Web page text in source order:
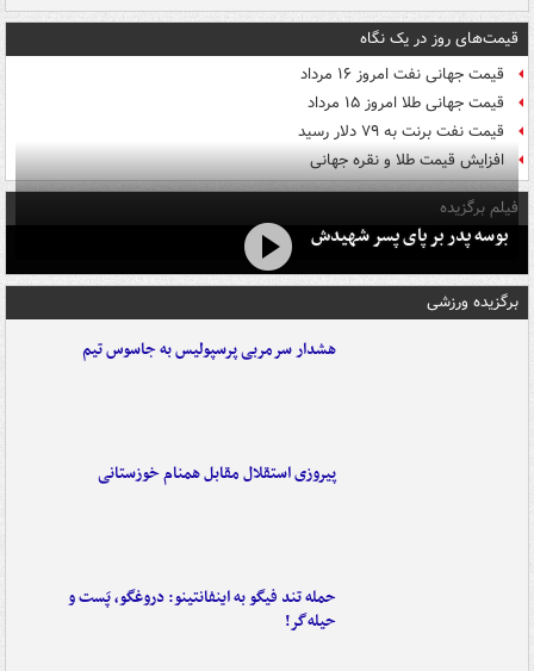
قیمت‌های روز در یک نگاه
قیمت جهانی نفت امروز ۱۶ مرداد
قیمت جهانی طلا امروز ۱۵ مرداد
قیمت نفت برنت به ۷۹ دلار رسید
افزایش قیمت طلا و نقره جهانی
فیلم برگزیده
بوسه‌ پدر بر پای پسر شهیدش
برگزیده ورزشی
هشدار سرمربی پرسپولیس به جاسوس تیم
پیروزی استقلال مقابل همنام خوزستانی
حمله تند فیگو به اینفانتینو: دروغگو، پَست‌ و
حیله‌گر!